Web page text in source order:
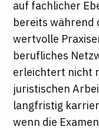
auf fachlicher
bereits während
wertvolle
berufliches
erleichtert nicht
juristischen
langfristig
wenn die